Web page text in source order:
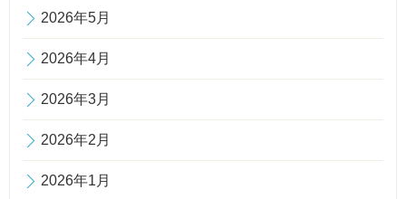
2026年5月
2026年4月
2026年3月
2026年2月
2026年1月